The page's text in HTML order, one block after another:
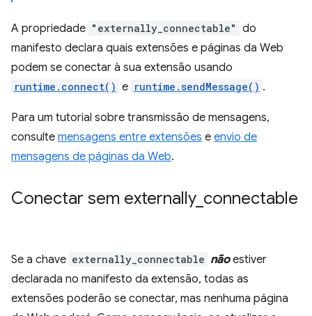
A propriedade "externally_connectable" do
manifesto declara quais extensões e páginas da Web
podem se conectar à sua extensão usando
runtime.connect() e runtime.sendMessage() .
Para um tutorial sobre transmissão de mensagens,
consulte mensagens entre extensões e envio de
mensagens de páginas da Web.
Conectar sem externally_ connectable
Se a chave externally_connectable nãoestiver
declarada no manifesto da extensão, todas as
extensões poderão se conectar, mas nenhuma página